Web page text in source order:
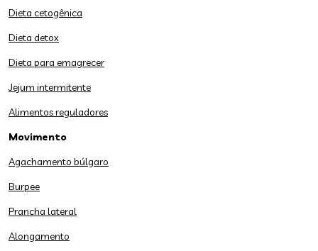
Dieta cetogênica
Dieta detox
Dieta para emagrecer
Jejum intermitente
Alimentos reguladores
Movimento
Agachamento búlgaro
Burpee
Prancha lateral
Alongamento